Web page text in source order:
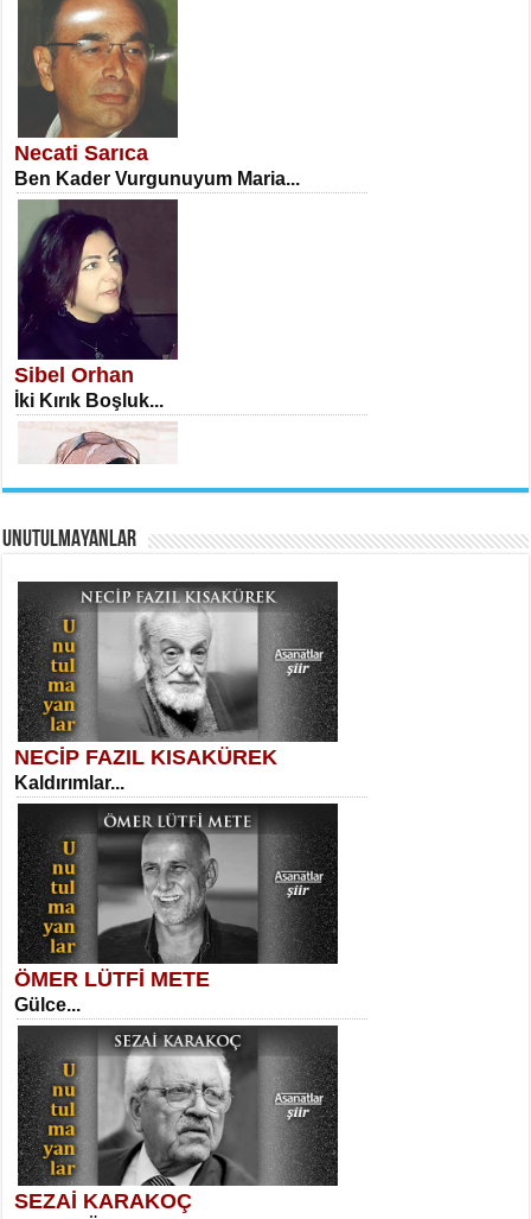
NECLA DİLEK ARSLAN
Öğretmenler Günü Mahkemesi...
İSA KARATEPE
Ekranlar Arasında Kaybolan İnsan...
AHMET URFALI
Tahlil Denemesi...
SELAHATTİN YILDIZ
İnsanın Zindanı...
MEHMET TAŞTAN
Vagon’da Bir Şairle...
Necati Sarıca
Ben Kader Vurgunuyum Maria...
Sibel Orhan
İki Kırık Boşluk...
Meral Yağmur
Eski Bir Şiir...
Kadir Ünal
Ayağıma Dolanan Yokuş...
Mehmet Çoban
Elmira...
UNUTULMAYANLAR
NECİP FAZIL KISAKÜREK
Kaldırımlar...
ÖMER LÜTFİ METE
Gülce...
SEZAİ KARAKOÇ